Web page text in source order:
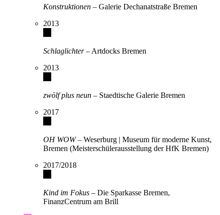
Konstruktionen – Galerie Dechanatstraße Bremen
2013
Schlaglichter– Artdocks Bremen
2013
zwölf plus neun – Staedtische Galerie Bremen
2017
OH WOW– Weserburg | Museum für moderne Kunst,
Bremen (Meisterschülerausstellung der HfK Bremen)
2017/2018
Kind im Fokus – Die Sparkasse Bremen,
FinanzCentrum am Brill